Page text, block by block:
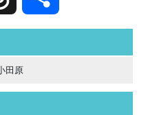
有
田原